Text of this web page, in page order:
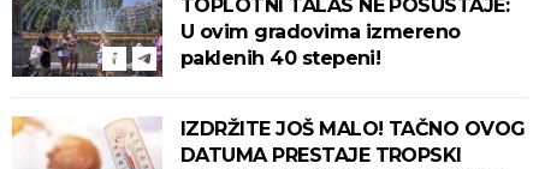
TOPLOTNI TALAS NE POSUSTAJE:
U ovim gradovima izmereno
paklenih 40 stepeni!
IZDRŽITE JOŠ MALO! TAČNO OVOG
DATUMA PRESTAJE TROPSKI